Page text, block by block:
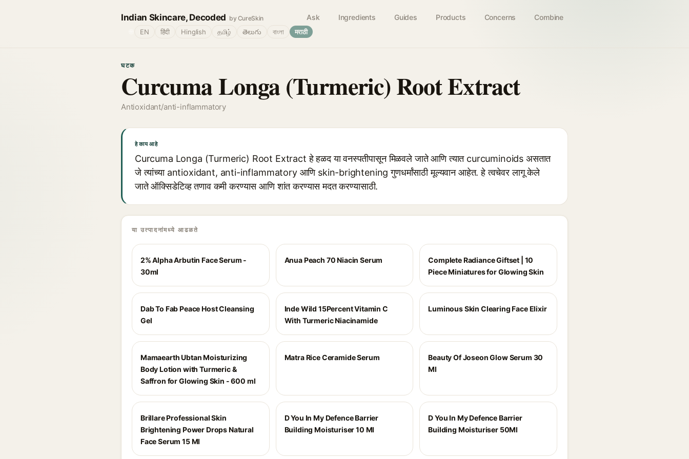
Indian Skincare, Decoded by CureSkin Ask Ingredients Guides Products Concerns Combine
EN हिंदी Hinglish தமிழ் తెలుగు বাংলা मराठी
घटक
Curcuma Longa (Turmeric) Root Extract
Antioxidant/anti-inflammatory
हे काय आहे
Curcuma Longa (Turmeric) Root Extract हे हळद या वनस्पतीपासून मिळवले जाते आणि त्यात curcuminoids असतात
जे त्यांच्या antioxidant, anti-inflammatory आणि skin-brightening गुणधर्मांसाठी मूल्यवान आहेत. हे त्वचेवर लागू केले
जाते ऑक्सिडेटिव्ह तणाव कमी करण्यास आणि शांत करण्यास मदत करण्यासाठी.
या उत्पादनांमध्ये आढळते
2% Alpha Arbutin Face Serum -
30ml
Anua Peach 70 Niacin Serum
Complete Radiance Giftset | 10
Piece Miniatures for Glowing Skin
Dab To Fab Peace Host Cleansing
Gel
Inde Wild 15Percent Vitamin C
With Turmeric Niacinamide
Luminous Skin Clearing Face Elixir
Mamaearth Ubtan Moisturizing
Body Lotion with Turmeric &
Saffron for Glowing Skin - 600 ml
Matra Rice Ceramide Serum
Beauty Of Joseon Glow Serum 30
Ml
Brillare Professional Skin
Brightening Power Drops Natural
Face Serum 15 Ml
D You In My Defence Barrier
Building Moisturiser 10 Ml
D You In My Defence Barrier
Building Moisturiser 50Ml